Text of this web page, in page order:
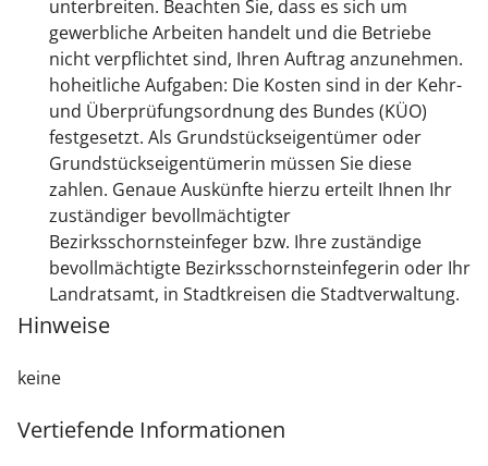
unterbreiten. Beachten Sie, dass es sich um
gewerbliche Arbeiten handelt und die Betriebe
nicht verpflichtet sind, Ihren Auftrag anzunehmen.
hoheitliche Aufgaben: Die Kosten sind in der Kehr-
und Überprüfungsordnung des Bundes (KÜO)
festgesetzt. Als Grundstückseigentümeroder
Grundstückseigentümerin müssen Sie diese
zahlen. Genaue Auskünfte hierzu erteilt Ihnen Ihr
zuständiger bevollmächtigter
Bezirksschornsteinfeger bzw. Ihre zuständige
bevollmächtigte Bezirksschornsteinfegerin oder Ihr
Landratsamt, in Stadtkreisen die Stadtverwaltung.
Hinweise
keine
Vertiefende Informationen